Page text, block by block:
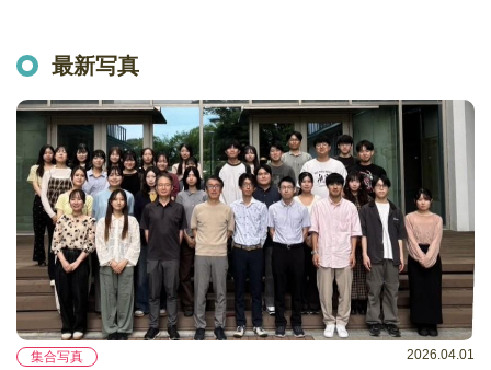
最新写真
集合写真 2026.04.01